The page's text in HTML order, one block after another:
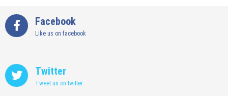
Facebook
Like us on facebook
Twitter
Tweet us on twitter